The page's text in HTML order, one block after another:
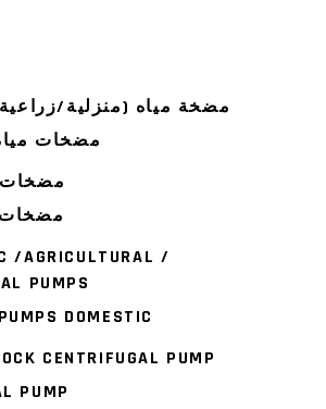
مضخة مياه (منزلية/
مضخات
مضخات
مضخات
/AGRICULTURAL /
PUMPS
DOMESTIC
CENTRIFUGAL PUMP
PUMP